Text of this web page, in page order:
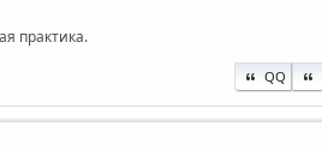
практика.
QQ